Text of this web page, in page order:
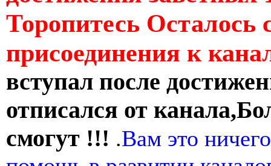
Торопитесь Осталось
присоединения к
вступал после
отписался от
смогут !!! .Вам это